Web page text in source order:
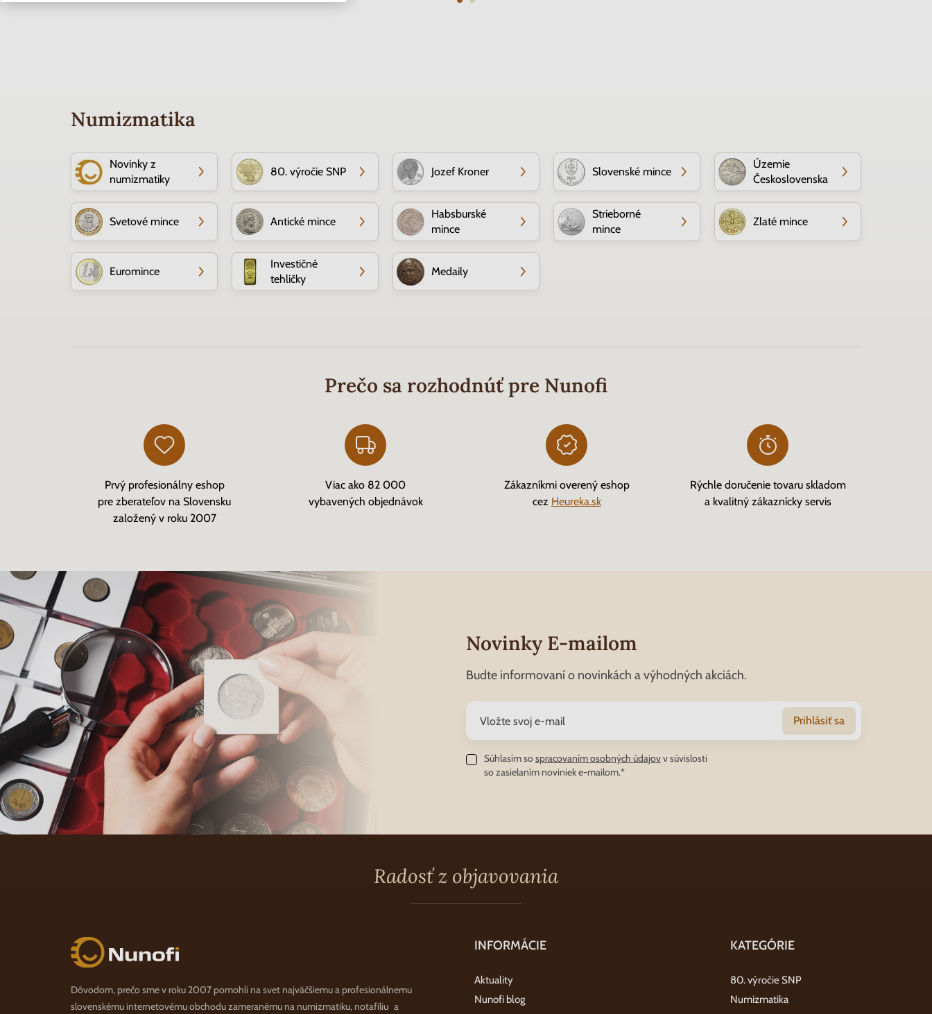
Numizmatika
Novinky z
numizmatiky
80. výročie SNP Jozef Kroner Slovenské mince
Územie
Československa
Svetové mince Antické mince
Habsburské
mince
Strieborné
mince
Zlaté mince
Euromince
Investičné
tehličky
Medaily
Prečo sa rozhodnúť pre Nunofi
Prvý profesionálny eshop
pre zberateľov na Slovensku
založený v roku 2007
Viac ako 82 000
vybavených objednávok
Zákazníkmi overený eshop
cez Heureka.sk
Rýchle doručenie tovaru skladom
a kvalitný zákaznícky servis
Novinky E-mailom
Budte informovaní o novinkách a výhodných akciách.
Prihlásiť sa
Súhlasím sospracovaním osobných údajovv súvislosti
so zasielaním noviniek e-mailom.*
Radosť z objavovania
Nunofi.sk
Dôvodom, prečo sme v roku 2007 pomohli na svet najväčšiemu a profesionálnemu
slovenskému internetovému obchodu zameranému na numizmatiku, notafíliu a
INFORMÁCIE
Aktuality
Nunofi blog
KATEGÓRIE
80. výročie SNP
Numizmatika